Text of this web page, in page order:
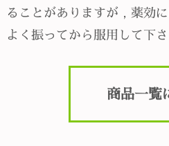
ることがありますが，薬効
よく振ってから服用して下さ
商品一覧